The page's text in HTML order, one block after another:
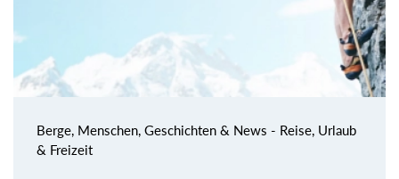
Berge, Menschen, Geschichten & News - Reise, Urlaub
& Freizeit